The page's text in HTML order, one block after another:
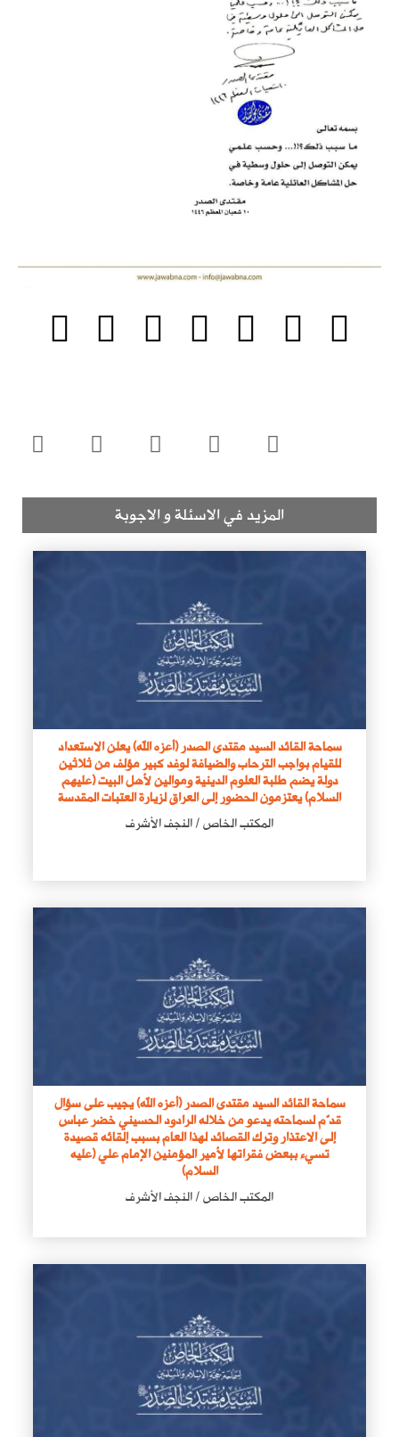
المزيد في الاسئلة و الاجوبة
سماحة القائد السيد مقتدى الصدر (أعزه الله) يعلن الاستعداد
للقيام بواجب الترحاب والضيافة لوفد كبير مؤلف من ثلاثين
دولة يضم طلبة العلوم الدينية وموالين لأهل البيت (عليهم
السلام) يعتزمون الحضور إلى العراق لزيارة العتبات المقدسة
المكتب الخاص / النجف الأشرف
سماحة القائد السيد مقتدى الصدر (أعزه الله) يجيب على سؤال
قدّم لسماحته يدعو من خلاله الرادود الحسيني خضر عباس
إلى الاعتذار وترك القصائد لهذا العام بسبب إلقائه قصيدة
تسيء ببعض فقراتها لأمير المؤمنين الإمام علي (عليه
السلام)
المكتب الخاص / النجف الأشرف